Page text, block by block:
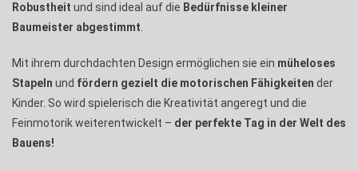
Robustheit und sind ideal auf die Bedürfnisse kleiner
Baumeister abgestimmt.
Mit ihrem durchdachten Design ermöglichen sie ein müheloses
Stapeln und fördern gezielt die motorischen Fähigkeiten der
Kinder. So wird spielerisch die Kreativität angeregt und die
Feinmotorik weiterentwickelt – der perfekte Tag in der Welt des
Bauens!